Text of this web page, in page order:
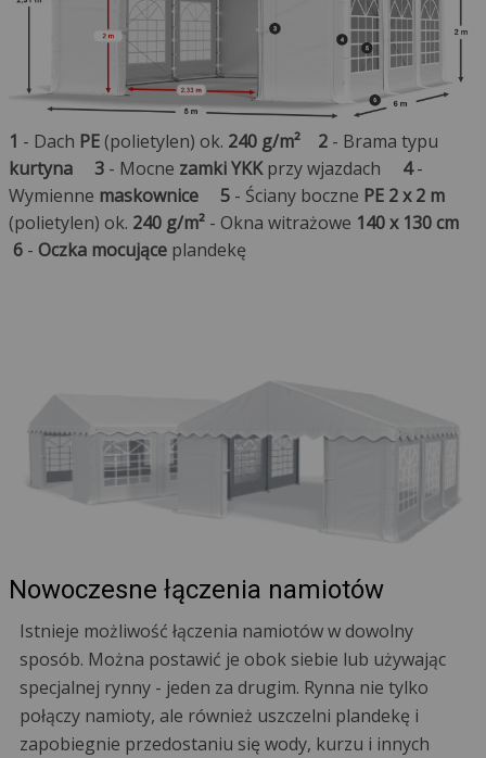
1 - Dach PE(polietylen) ok. 240 g/m² 2- Brama typu
kurtyna
3- Mocne zamki YKKprzy wjazdach 4-
Wymienne maskownice 5- Ściany boczne PE 2 x 2 m
(polietylen) ok. 240 g/m²- Okna witrażowe 140 x 130 cm
6- Oczka mocująceplandekę
Nowoczesne łączenia namiotów
Istnieje możliwość łączenia namiotów w dowolny
sposób. Można postawić je obok siebie lub używając
specjalnej rynny - jeden za drugim. Rynna nie tylko
połączy namioty, ale również uszczelni plandekę i
zapobiegnie przedostaniu się wody, kurzu i innych